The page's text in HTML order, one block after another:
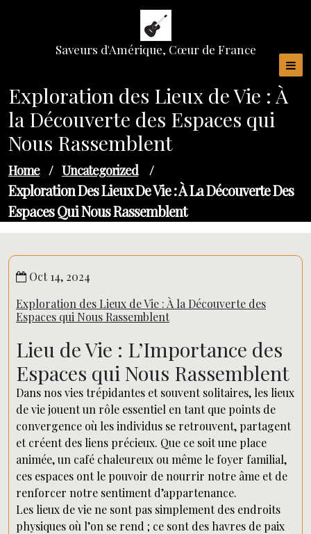
Saveurs d'Amérique, Cœur de France
Exploration des Lieux de Vie : À
la Découverte des Espaces qui
Nous Rassemblent
Home / Uncategorized /
Exploration Des Lieux De Vie : À La Découverte Des
Espaces Qui Nous Rassemblent
Oct 14, 2024
Exploration des Lieux de Vie : À la Découverte des
Espaces qui Nous Rassemblent
Lieu de Vie : L’Importance des
Espaces qui Nous Rassemblent
Dans nos vies trépidantes et souvent solitaires, les lieux
de vie jouent un rôle essentiel en tant que points de
convergence où les individus se retrouvent, partagent
et créent des liens précieux. Que ce soit une place
animée, un café chaleureux ou même le foyer familial,
ces espaces ont le pouvoir de nourrir notre âme et de
renforcer notre sentiment d’appartenance.
Les lieux de vie ne sont pas simplement des endroits
physiques où l’on se rend ; ce sont des havres de paix